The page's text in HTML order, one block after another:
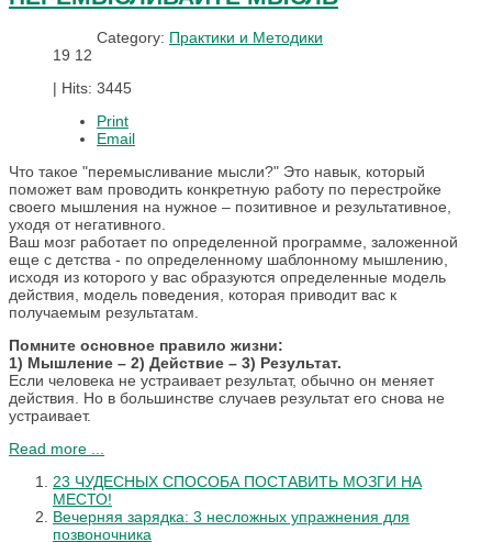
Category: Практики и Методики
19 12
| Hits: 3445
Print
Email
Что такое "перемысливание мысли?" Это навык, который
поможет вам проводить конкретную работу по перестройке
своего мышления на нужное – позитивное и результативное,
уходя от негативного.
Ваш мозг работает по определенной программе, заложенной
еще с детства - по определенному шаблонному мышлению,
исходя из которого у вас образуются определенные модель
действия, модель поведения, которая приводит вас к
получаемым результатам.
Помните основное правило жизни:
1) Мышление – 2) Действие – 3) Результат.
Если человека не устраивает результат, обычно он меняет
действия. Но в большинстве случаев результат его снова не
устраивает.
Read more ...
23 ЧУДЕСНЫХ СПОСОБА ПОСТАВИТЬ МОЗГИ НА
МЕСТО!
Вечерняя зарядка: 3 несложных упражнения для
позвоночника